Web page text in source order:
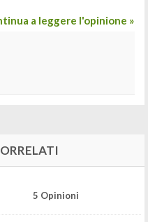
a leggere l'opinione »
5 Opinioni